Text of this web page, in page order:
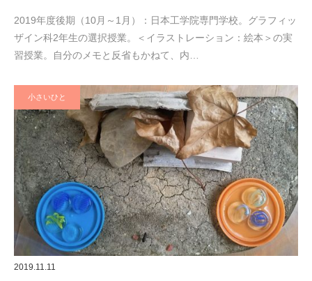
2019年度後期（10月～1月）：日本工学院専門学校。グラフィッ
ザイン科2年生の選択授業。＜イラストレーション：絵本＞の実
習授業。自分のメモと反省もかねて、内…
小さいひと
2019.11.11